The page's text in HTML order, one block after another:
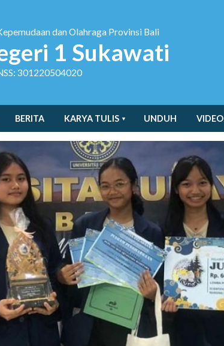
dan Olahraga Provinsi Bali
1 Sukawati
301220504020
BERITA KARYA TULIS UNDUH VIDEO